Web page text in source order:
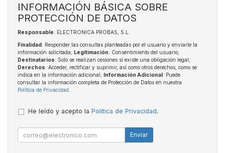
INFORMACIÓN BÁSICA SOBRE
PROTECCIÓN DE DATOS
Responsable: ELECTRONICA PROBAS, S.L.
Finalidad : Responder las consultas planteadas por el usuario y enviarle la
información solicitada; Legitimación: Consentimiento del usuario;
Destinatarios: Solo se realizan cesiones si existe una obligación legal;
Derechos: Acceder, rectificar y suprimir, así como otros derechos, como se
indica en la información adicional;
Información Adicional : Puede
consultar la información completa de Protección de Datos en nuestra
Política de Privacidad .
He leído y acepto la Política de Privacidad.
Enviar